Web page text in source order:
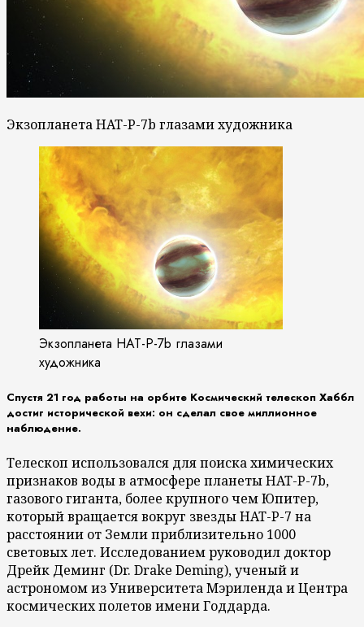
Экзопланета HAT-P-7b глазами художника
Экзопланета HAT-P-7b глазами
художника
Спустя 21 год работы на орбите Космический телескоп Хаббл
достиг исторической вехи: он сделал свое миллионное
наблюдение.
Телескоп использовался для поиска химических
признаков воды в атмосфере планеты HAT-P-7b,
газового гиганта, более крупного чем Юпитер,
который вращается вокруг звезды HAT-P-7 на
расстоянии от Земли приблизительно 1000
световых лет. Исследованием руководил доктор
Дрейк Деминг (Dr. Drake Deming), ученый и
астрономом из Университета Мэриленда и Центра
космических полетов имени Годдарда.